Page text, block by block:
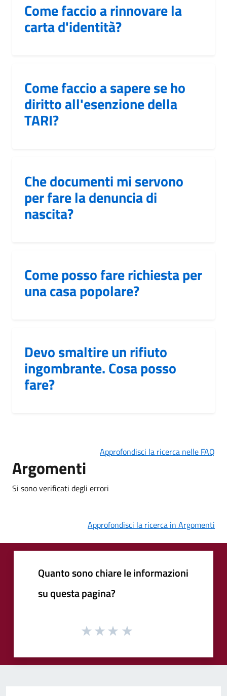
Come faccio a rinnovare la
carta d'identità?
Come faccio a sapere se ho
diritto all'esenzione della
TARI?
Che documenti mi servono
per fare la denuncia di
nascita?
Come posso fare richiesta per
una casa popolare?
Devo smaltire un rifiuto
ingombrante. Cosa posso
fare?
Approfondisci la ricerca nelle FAQ
Argomenti
Si sono verificati degli errori
Approfondisci la ricerca in Argomenti
Quanto sono chiare le informazioni
su questa pagina?